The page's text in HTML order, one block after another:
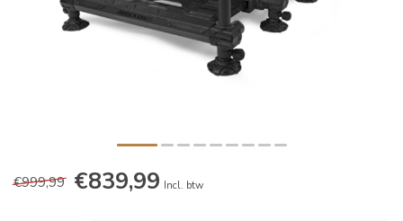
€999,99 €839,99 Incl. btw